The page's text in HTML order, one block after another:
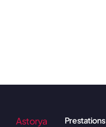
Astorya Prestations